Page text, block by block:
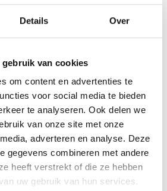
Details Over
gebruik van cookies
om content en advertenties te
voor social media te bieden
te analyseren. Ook delen we
van onze site met onze
adverteren en analyse. Deze
gegevens combineren met andere
heeft verstrekt of die ze hebben
uw gebruik van hun services.